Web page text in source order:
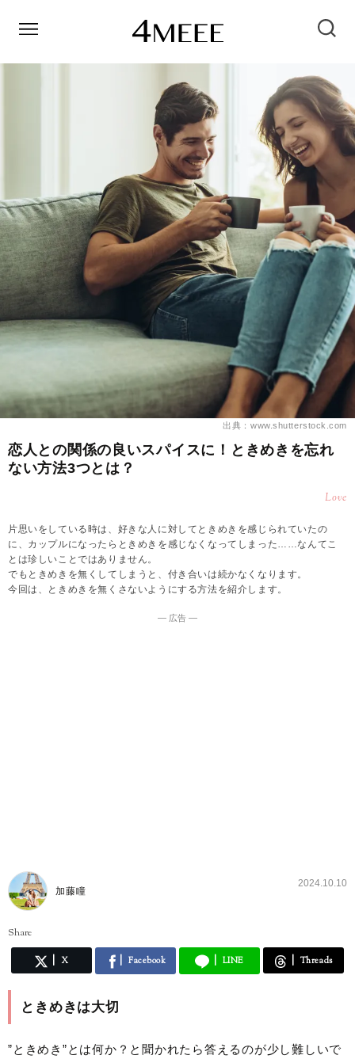
出典：www.shutterstock.com
恋人との関係の良いスパイスに！ときめきを忘れ
ない方法3つとは？
Love
片思いをしている時は、好きな人に対してときめきを感じられていたの
に、カップルになったらときめきを感じなくなってしまった……なんてこ
とは珍しいことではありません。
でもときめきを無くしてしまうと、付き合いは続かなくなります。
今回は、ときめきを無くさないようにする方法を紹介します。
― 広告 ―
加藤瞳
2024.10.10
Share
X Facebook LINE Threads
ときめきは大切
”ときめき”とは何か？と聞かれたら答えるのが少し難しいで